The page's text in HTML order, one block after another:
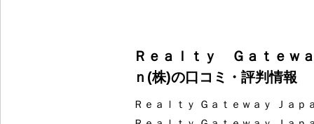
Ｒｅａｌｔｙ Ｇａｔｅｗ
ｎ(株)の口コミ・評判情報
Ｒｅａｌｔｙ Ｇａｔｅｗａｙ Ｊａｐ